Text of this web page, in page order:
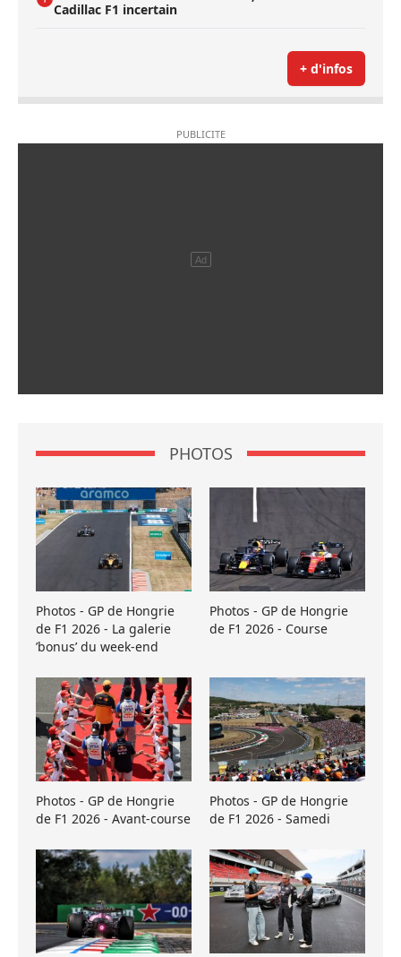
Cadillac F1 incertain
+ d'infos
PHOTOS
Photos - GP de Hongrie
de F1 2026 - La galerie
’bonus’ du week-end
Photos - GP de Hongrie
de F1 2026 - Course
Photos - GP de Hongrie
de F1 2026 - Avant-course
Photos - GP de Hongrie
de F1 2026 - Samedi